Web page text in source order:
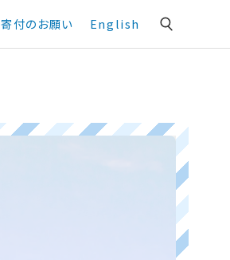
寄付のお願い English